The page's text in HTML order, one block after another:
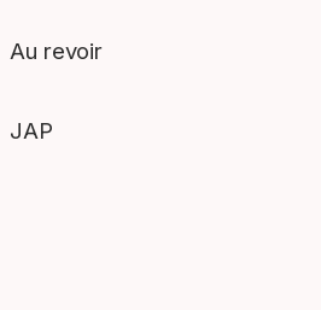
Au revoir
JAP